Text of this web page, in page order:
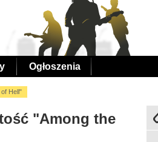
Ogłoszenia
Hell"
"Among the